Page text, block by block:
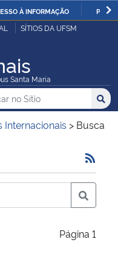
À INFORMAÇÃO
SÍTIOS DA UFSM
Santa Maria
no no Sítio
Internacionais > Busca
Página 1